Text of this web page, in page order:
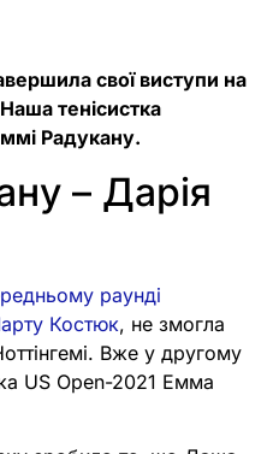
свої виступи на
тенісистка
Радукану.
– Дарія
раунді
Костюк, не змогла
Вже у другому
US Open-2021 Емма